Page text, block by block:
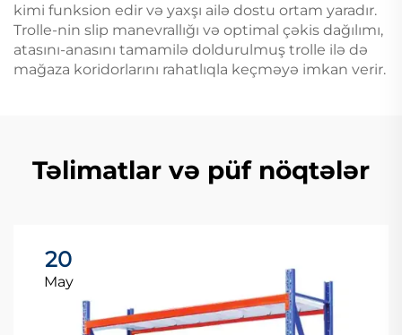
kimi funksion edir və yaxşı ailə dostu ortam yaradır.
Trolle-nin slip manevrallığı və optimal çəkis dağılımı,
atasını-anasını tamamilə doldurulmuş trolle ilə də
mağaza koridorlarını rahatlıqla keçməyə imkan verir.
Təlimatlar və püf nöqtələr
20
May